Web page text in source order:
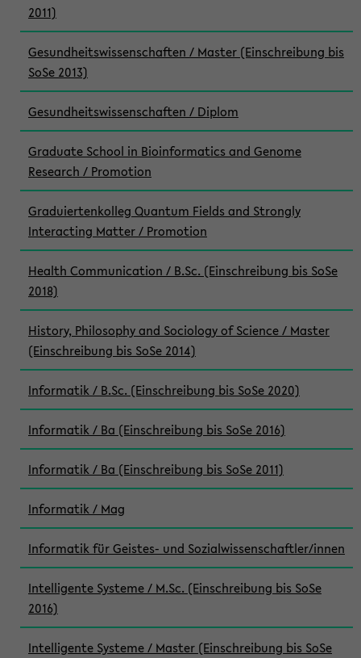
2011)
Gesundheitswissenschaften / Master (Einschreibung bis
SoSe 2013)
Gesundheitswissenschaften / Diplom
Graduate School in Bioinformatics and Genome
Research / Promotion
Graduiertenkolleg Quantum Fields and Strongly
Interacting Matter / Promotion
Health Communication / B.Sc. (Einschreibung bis SoSe
2018)
History, Philosophy and Sociology of Science / Master
(Einschreibung bis SoSe 2014)
Informatik / B.Sc. (Einschreibung bis SoSe 2020)
Informatik / Ba (Einschreibung bis SoSe 2016)
Informatik / Ba (Einschreibung bis SoSe 2011)
Informatik / Mag
Informatik für Geistes- und Sozialwissenschaftler/innen
Intelligente Systeme / M.Sc. (Einschreibung bis SoSe
2016)
Intelligente Systeme / Master (Einschreibung bis SoSe